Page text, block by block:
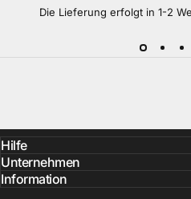
Die Lieferung erfolgt in 1-2
Hilfe
Unternehmen
Information